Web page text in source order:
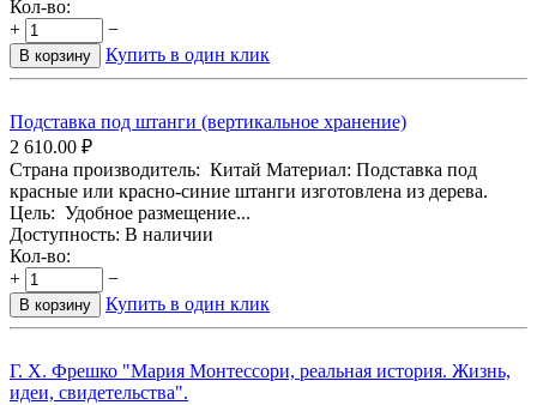
Кол-во:
+
−
В корзину Купить в один клик
Подставка под штанги (вертикальное хранение)
2 610.00 ₽
Страна производитель: Китай Материал: Подставка под
красные или красно-синие штанги изготовлена из дерева.
Цель: Удобное размещение...
Доступность: В наличии
Кол-во:
+
−
В корзину Купить в один клик
Г. Х. Фрешко "Мария Монтессори, реальная история. Жизнь,
идеи, свидетельства".